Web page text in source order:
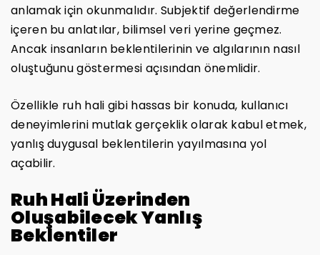
anlamak için okunmalıdır. Subjektif değerlendirme
içeren bu anlatılar, bilimsel veri yerine geçmez.
Ancak insanların beklentilerinin ve algılarının nasıl
oluştuğunu göstermesi açısından önemlidir.
Özellikle ruh hali gibi hassas bir konuda, kullanıcı
deneyimlerini mutlak gerçeklik olarak kabul etmek,
yanlış duygusal beklentilerin yayılmasına yol
açabilir.
Ruh Hali Üzerinden
Oluşabilecek Yanlış
Beklentiler